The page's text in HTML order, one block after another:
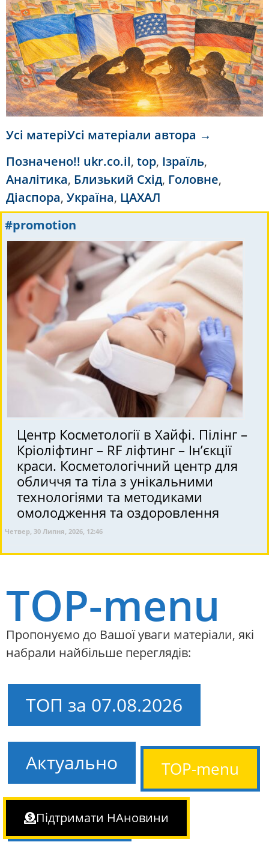
Усі матеріУсі матеріали автора →
Позначено!! ukr.co.il, top, Ізраїль,
Аналітика, Близький Схід, Головне,
Діаспора, Україна, ЦАХАЛ
#promotion
Центр Косметології в Хайфі. Пілінг –
Кріоліфтинг – RF ліфтинг – Ін’єкції
краси. Косметологічний центр для
обличчя та тіла з унікальними
технологіями та методиками
омолодження та оздоровлення
Четвер, 30 Липня, 2026, 12:46
TOP-menu
Пропонуємо до Вашої уваги матеріали, які
набрали найбільше переглядів:
ТОП за 07.08.2026
Актуально
Аналітика
TOP-menu
Підтримати НАновини